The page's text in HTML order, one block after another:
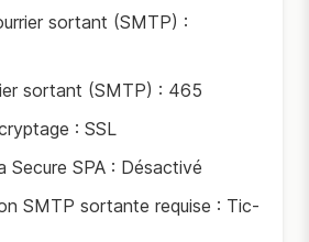
sortant (SMTP) :
sortant (SMTP) : 465
: SSL
Secure SPA : Désactivé
SMTP sortante requise : Tic-